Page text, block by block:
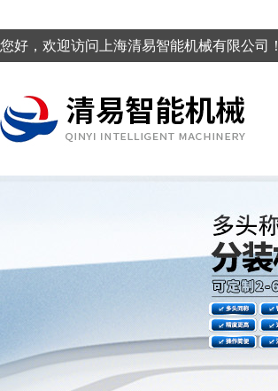
您好，欢迎访问上海清易智能机械有限公司！